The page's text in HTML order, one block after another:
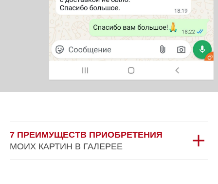
7 ПРЕИМУЩЕСТВ ПРИОБРЕТЕНИЯ
МОИХ КАРТИН В ГАЛЕРЕЕ